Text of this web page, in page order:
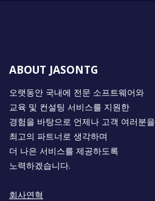
ABOUT JASONTG
오랫동안 국내에 전문 소프트웨어와
교육 및 컨설팅 서비스를 지원한
경험을 바탕으로 언제나 고객 여러분을
최고의 파트너로 생각하며
더 나은 서비스를 제공하도록
노력하겠습니다.
회사연혁